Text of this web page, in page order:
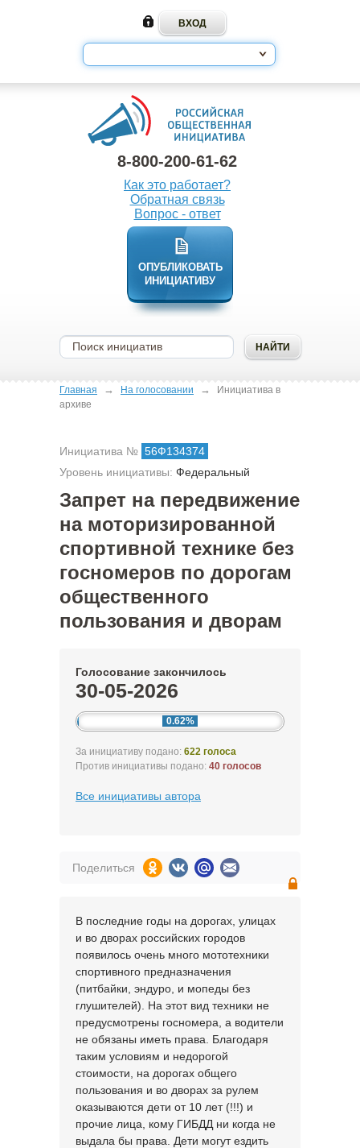
8-800-200-61-62
Как это работает?
Обратная связь
Вопрос - ответ
ОПУБЛИКОВАТЬ
ИНИЦИАТИВУ
Главная → На голосовании →
Инициатива в
архиве
Инициатива № 56Ф134374
Уровень инициативы: Федеральный
Запрет на передвижение
на моторизированной
спортивной технике без
госномеров по дорогам
общественного
пользования и дворам
Голосование закончилось
30-05-2026
0.62%
За инициативу подано: 622 голоса
Против инициативы подано: 40 голосов
Все инициативы автора
Поделиться
В последние годы на дорогах, улицах
и во дворах российских городов
появилось очень много мототехники
спортивного предназначения
(питбайки, эндуро, и мопеды без
глушителей). На этот вид техники не
предусмотрены госномера, а водители
не обязаны иметь права. Благодаря
таким условиям и недорогой
стоимости, на дорогах общего
пользования и во дворах за рулем
оказываются дети от 10 лет (!!!) и
прочие лица, кому ГИБДД ни когда не
выдала бы права. Дети могут ездить